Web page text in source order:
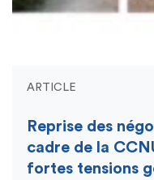
ARTICLE
Reprise des
cadre de la
fortes tensions